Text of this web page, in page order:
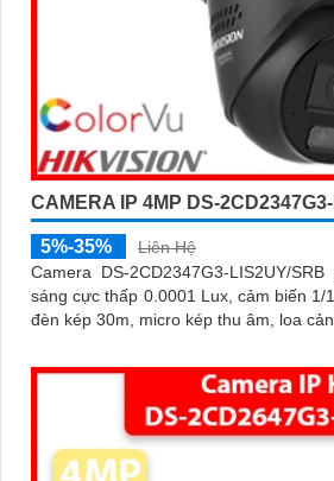
CAMERA IP 4MP DS-
5%-35%
Liên Hệ
Camera DS-2CD2347G3-LIS2UY/
sáng cực thấp 0.0001 Lux, cảm biến 1/1. 8”
đèn kép 30m, micro kép thu âm, loa